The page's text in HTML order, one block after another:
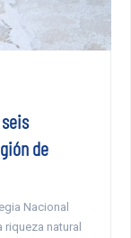
de
Nacional
riqueza natural